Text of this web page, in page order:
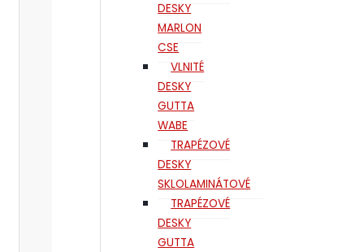
DESKY
MARLON
CSE
VLNITÉ
DESKY
GUTTA
WABE
TRAPÉZOVÉ
DESKY
SKLOLAMINÁTOVÉ
TRAPÉZOVÉ
DESKY
GUTTA